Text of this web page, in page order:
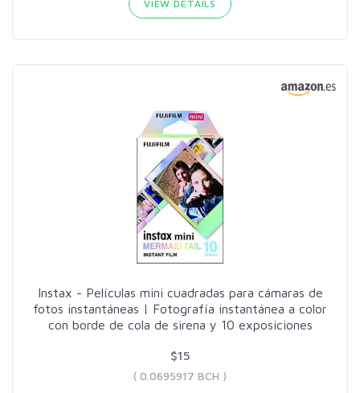
VIEW DETAILS
Instax - Películas mini cuadradas para cámaras de
fotos instantáneas | Fotografía instantánea a color
con borde de cola de sirena y 10 exposiciones
$15
( 0.0695917 BCH )